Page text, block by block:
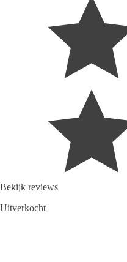
Bekijk reviews
Uitverkocht